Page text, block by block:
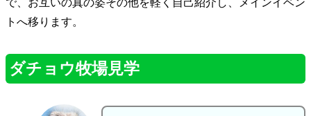
トへ移ります。
ダチョウ牧場見学